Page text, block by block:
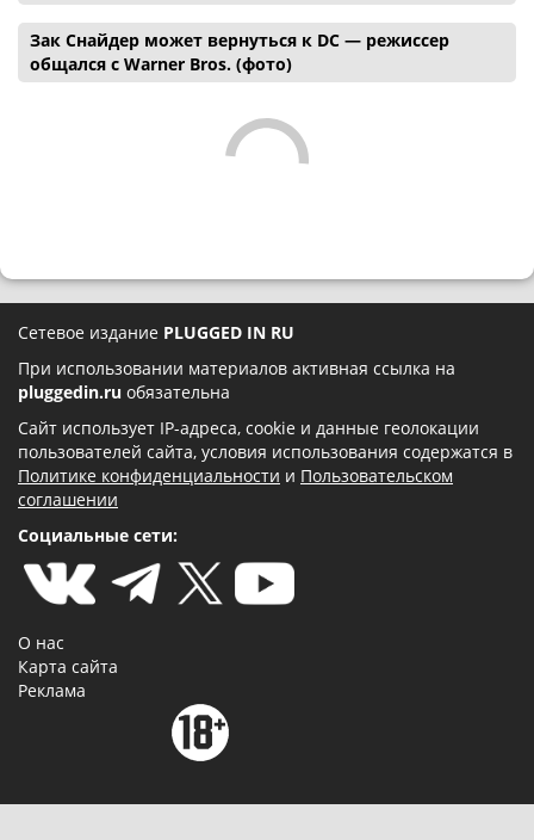
Зак Снайдер может вернуться к DC — режиссер
общался с Warner Bros. (фото)
Сетевое издание PLUGGED IN RU
При использовании материалов активная ссылка на
pluggedin.ru обязательна
Сайт использует IP-адреса, cookie и данные геолокации
пользователей сайта, условия использования содержатся в
Политике конфиденциальности и Пользовательском
соглашении
Социальные сети:
О нас
Карта сайта
Реклама